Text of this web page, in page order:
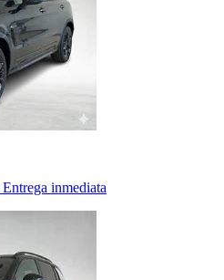
Entrega inmediata